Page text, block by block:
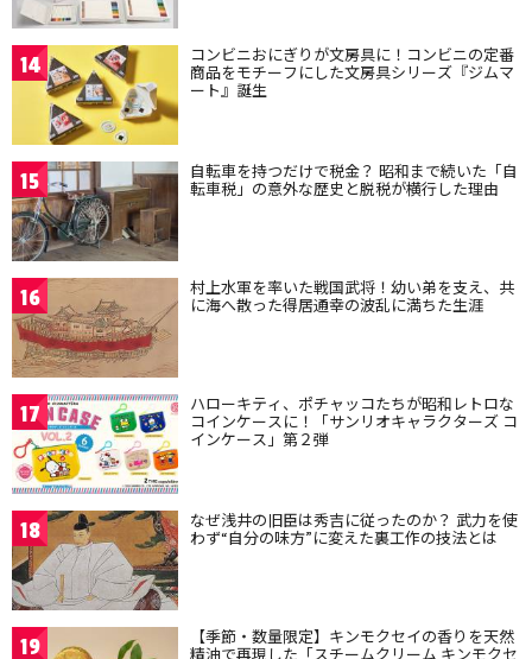
14 コンビニおにぎりが文房具に！コンビニの定番
商品をモチーフにした文房具シリーズ『ジムマ
ート』誕生
15 自転車を持つだけで税金？ 昭和まで続いた「自
転車税」の意外な歴史と脱税が横行した理由
16 村上水軍を率いた戦国武将！幼い弟を支え、共
に海へ散った得居通幸の波乱に満ちた生涯
17 ハローキティ、ポチャッコたちが昭和レトロな
コインケースに！「サンリオキャラクターズ コ
インケース」第２弾
18 なぜ浅井の旧臣は秀吉に従ったのか？ 武力を使
わず“自分の味方”に変えた裏工作の技法とは
19 【季節・数量限定】キンモクセイの香りを天然
精油で再現した「スチームクリーム キンモクセ